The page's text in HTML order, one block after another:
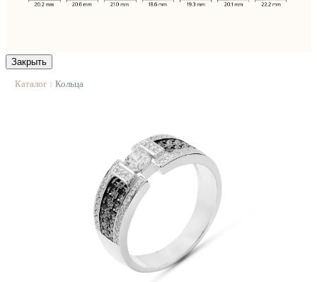
Закрыть
Каталог | Кольца